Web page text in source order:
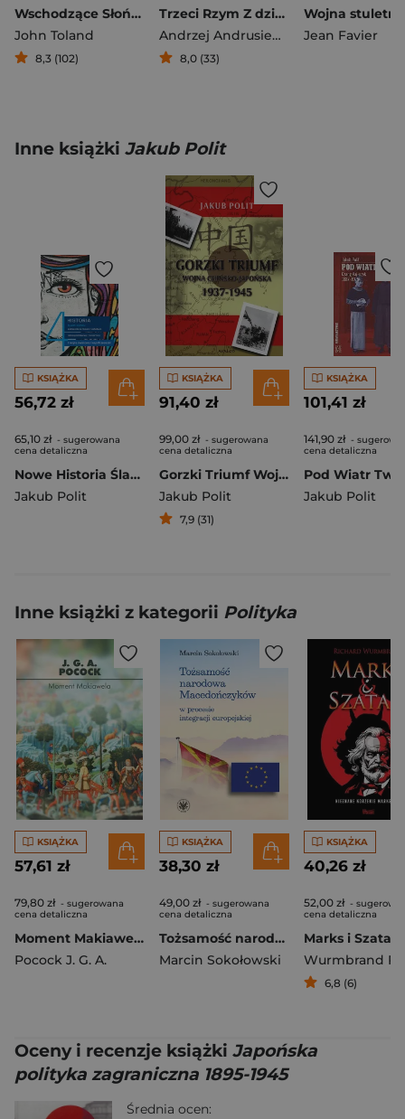
Wschodzące Słońce Schyłek i upadek Cesarstwa Japonii 1936-1945 tom I
John Toland
8,3 (102)
Trzeci Rzym Z dziejów rosyjskiego nacjonalizmu
Andrzej Andrusiewicz
8,0 (33)
Jean Favier
Inne książki Jakub Polit
KSIĄŻKA
56,72 zł
65,10 zł - sugerowana
cena detaliczna
Nowe Historia Ślady czasu podręcznik 4 liceum technikum zakres podstawowy i rozszerzony
Jakub Polit
KSIĄŻKA
91,40 zł
99,00 zł - sugerowana
cena detaliczna
Gorzki Triumf Wojna chińsko-japońska 1937-1945
Jakub Polit
7,9 (31)
KSIĄŻKA
101,41 zł
141,90 zł -
cena detaliczna
Pod Wiatr Tw
Jakub Polit
Inne książki z kategorii Polityka
KSIĄŻKA
57,61 zł
79,80 zł - sugerowana
cena detaliczna
Moment Makiawela
Pocock J. G. A.
KSIĄŻKA
38,30 zł
49,00 zł - sugerowana
cena detaliczna
Tożsamość narodowa Macedończyków w procesie integracji europejskiej
Marcin Sokołowski
KSIĄŻKA
40,26 zł
52,00 zł -
cena detaliczna
6,8 (6)
Oceny i recenzje książki Japońska
polityka zagraniczna 1895-1945
Średnia ocen: